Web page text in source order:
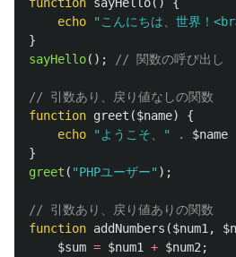
echo
"こんにちは、世界！
}
sayHello(); // 関数の呼び出し
// 引数あり、戻り値なしの関数
function greet ($name)
{
echo
"ようこそ、" . $name
}
greet ( "PHPユーザー" );
// 引数あり、戻り値ありの関数
function addNumbers ($num1 ,
$sum = $num1 + $num2 ;